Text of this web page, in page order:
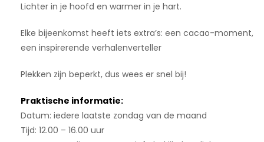
Lichter in je hoofd en warmer in je hart.
Elke bijeenkomst heeft iets extra’s: een cacao-moment,
een inspirerende verhalenverteller
Plekken zijn beperkt, dus wees er snel bij!
Praktische informatie:
Datum: iedere laatste zondag van de maand
Tijd: 12.00 – 16.00 uur